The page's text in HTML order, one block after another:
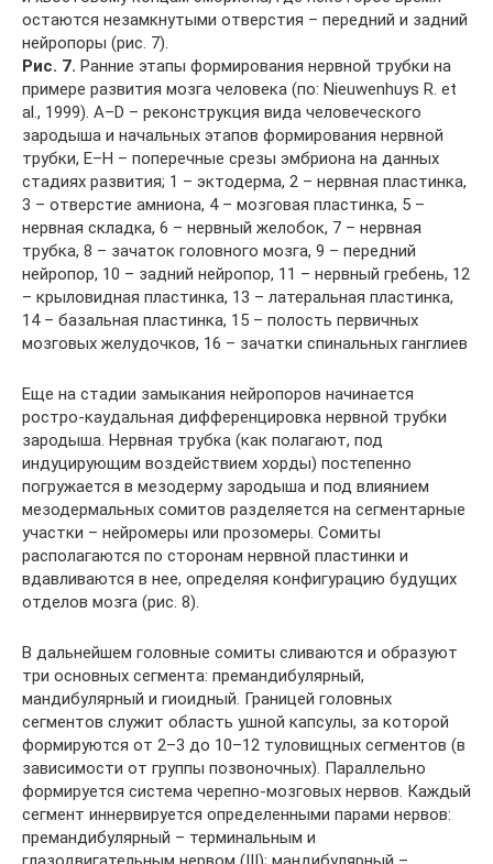
остаются незамкнутыми отверстия – передний и задний
нейропоры (рис. 7).
Рис. 7. Ранние этапы формирования нервной трубки на
примере развития мозга человека (по: Nieuwenhuys R. et
al., 1999). A–D – реконструкция вида человеческого
зародыша и начальных этапов формирования нервной
трубки, E–H – поперечные срезы эмбриона на данных
стадиях развития; 1 – эктодерма, 2 – нервная пластинка,
3 – отверстие амниона, 4 – мозговая пластинка, 5 –
нервная складка, 6 – нервный желобок, 7 – нервная
трубка, 8 – зачаток головного мозга, 9 – передний
нейропор, 10 – задний нейропор, 11 – нервный гребень, 12
– крыловидная пластинка, 13 – латеральная пластинка,
14 – базальная пластинка, 15 – полость первичных
мозговых желудочков, 16 – зачатки спинальных ганглиев
Еще на стадии замыкания нейропоров начинается
ростро-каудальная дифференцировка нервной трубки
зародыша. Нервная трубка (как полагают, под
индуцирующим воздействием хорды) постепенно
погружается в мезодерму зародыша и под влиянием
мезодермальных сомитов разделяется на сегментарные
участки – нейромеры или прозомеры. Сомиты
располагаются по сторонам нервной пластинки и
вдавливаются в нее, определяя конфигурацию будущих
отделов мозга (рис. 8).
В дальнейшем головные сомиты сливаются и образуют
три основных сегмента: премандибулярный,
мандибулярный и гиоидный. Границей головных
сегментов служит область ушной капсулы, за которой
формируются от 2–3 до 10–12 туловищных сегментов (в
зависимости от группы позвоночных). Параллельно
формируется система черепно-мозговых нервов. Каждый
сегмент иннервируется определенными парами нервов:
премандибулярный – терминальным и